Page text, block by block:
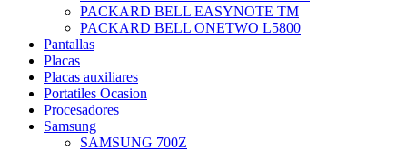
PACKARD BELL EASYNOTE TM
PACKARD BELL ONETWO L5800
Pantallas
Placas
Placas auxiliares
Portatiles Ocasion
Procesadores
Samsung
SAMSUNG 700Z